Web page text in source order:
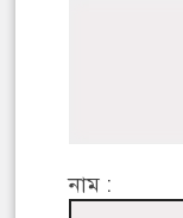
নাম :